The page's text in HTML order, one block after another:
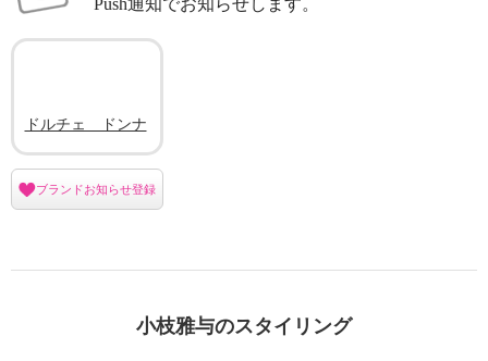
ドルチェ ドンナ
ブランドお知らせ登録
小枝雅与のスタイリング